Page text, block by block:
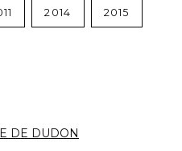
2014 2015
DE DUDON